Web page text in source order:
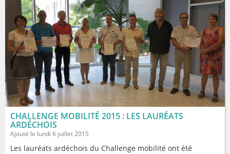
CHALLENGE MOBILITÉ 2015 : LES LAURÉATS
ARDÉCHOIS
Ajouté le lundi 6 juillet 2015
Les lauréats ardéchois du Challenge mobilité ont été